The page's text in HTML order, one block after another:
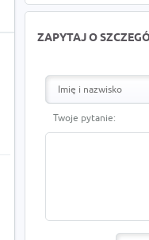
ZAPYTAJ O
Twoje pytanie: